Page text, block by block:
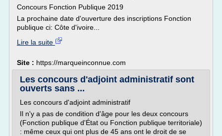
Concours Fonction Publique 2019
La prochaine date d'ouverture des inscriptions Fonction
publique ci: Côte d'ivoire...
Lire la suite
Site : https://marqueinconnue.com
Les concours d'adjoint administratif sont
ouverts sans ...
Les concours d'adjoint administratif
Il n'y a pas de condition d'âge pour les deux concours
(Fonction publique d'État ou Fonction publique territoriale)
: même ceux qui ont plus de 45 ans ont le droit de se